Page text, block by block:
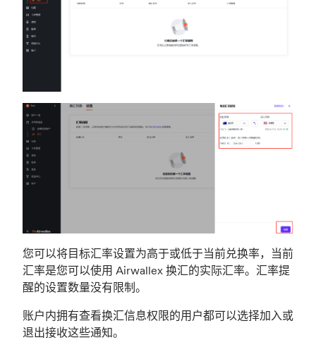
您可以将目标汇率设置为高于或低于当前兑换率，当前
汇率是您可以使用 Airwallex 换汇的实际汇率。汇率提
醒的设置数量没有限制。
账户内拥有查看换汇信息权限的用户都可以选择加入或
退出接收这些通知。